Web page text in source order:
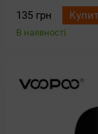
135 грн
В наявності